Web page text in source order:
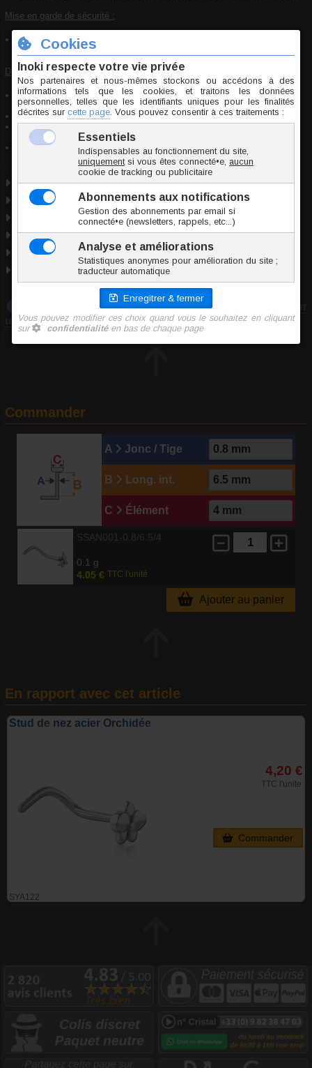
Mise en garde de sécurité :
Ce bijou présente des petites pièces pouvant être avalées, ne pas
laisser à la portée des enfants
Déclaration de conformité :
Bijou conforme aux normes de sécurité concernant les substances
dangereuses et respectant le règlement REACH
Nickel : conforme aux seuils de libération autorisés
Plomb, cadmium, mercure : non utilisés ou conformes aux limites
réglementaires
Acier chirurgical 316L (ASTM F138)
Acier chirurgical
Taille unique
Utilisable pour : piercing nez.
MarqueInoki
Origine Thaïlande
Conformité RSGP
Téléchargez notre guide :Prendre les mesures pour
un piercing
Commander
A Jonc / Tige
B Long. int.
C Élément
0.1 g
4.05 € TTC l'unité
Ajouter au panier
En rapport avec cet article
Stud de nez acier Orchidée
SYA122
4,20 €
TTC l'unite
Commander